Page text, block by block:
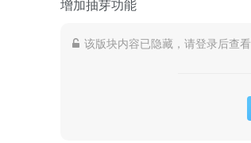
增加抽芽功能
该版块内容已隐藏，请登录后查看